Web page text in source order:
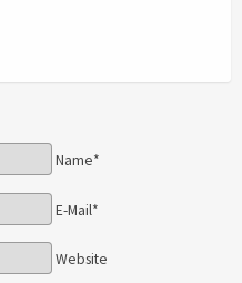
Name*
E-Mail*
Website